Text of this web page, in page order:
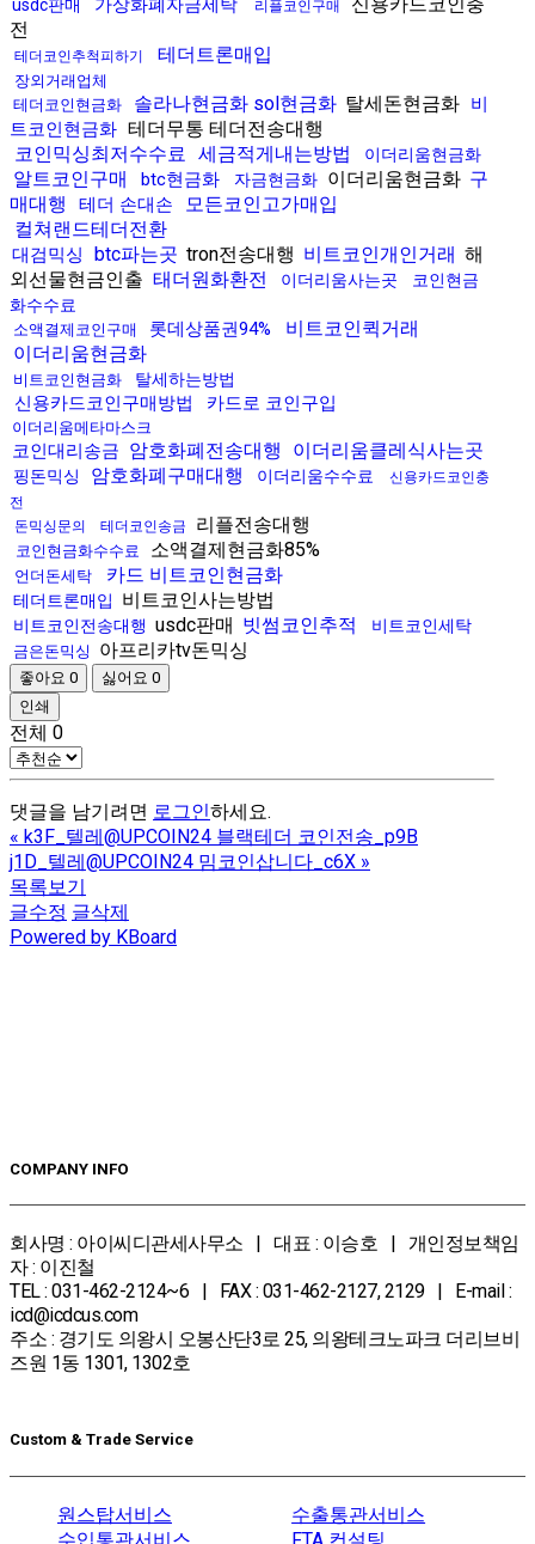
usdc판매 가상화폐자금세탁 리플코인구매
전
테더코인추척피하기 테더트론매입
장외거래업체
테더코인현금화
솔라나현금화 sol현금화 탈세돈현금화 비
트코인현금화 테더무통 테더전송대행
코인믹싱최저수수료 세금적게내는방법 이더리움현금화
알트코인구매 btc현금화 자금현금화 이더리움현금화 구
매대행
테더 손대손
모든코인고가매입
컬쳐랜드테더전환
대검믹싱 btc파는곳 tron전송대행 비트코인개인거래 해
외선물현금인출 태더원화환전 이더리움사는곳
코인현금
화수수료
소액결제코인구매 롯데상품권94%
비트코인퀵거래
이더리움현금화
비트코인현금화 탈세하는방법
신용카드코인구매방법 카드로 코인구입
이더리움메타마스크
코인대리송금 암호화폐전송대행 이더리움클레식사는곳
핑돈믹싱 암호화폐구매대행 이더리움수수료
신용카드코인충
전
돈믹싱문의
테더코인송금 리플전송대행
코인현금화수수료 소액결제현금화85%
언더돈세탁 카드 비트코인현금화
테더트론매입 비트코인사는방법
비트코인전송대행 usdc판매 빗썸코인추적 비트코인세탁
금은돈믹싱 아프리카tv돈믹싱
좋아요 0 싫어요 0
인쇄
전체 0
댓글을 남기려면 로그인하세요.
« k3F_텔레@UPCOIN24 블랙테더 코인전송_p9B
j1D_텔레@UPCOIN24 밈코인삽니다_c6X »
목록보기
글수정 글삭제
Powered by KBoard
COMPANY INFO
회사명 : 아이씨디관세사무소 | 대표 : 이승호 | 개인정보책임
자 : 이진철
TEL : 031-462-2124~6 | FAX : 031-462-2127, 2129 | E-mail :
icd@icdcus.com
주소 : 경기도 의왕시 오봉산단3로 25, 의왕테크노파크 더리브비
즈원 1동 1301, 1302호
Custom & Trade Service
원스탑서비스
수출통관서비스
수입통관서비스
FTA 컨설팅